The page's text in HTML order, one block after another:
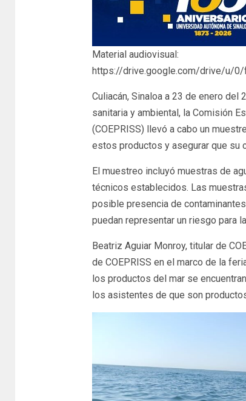
Material audiovisual:
https://drive.google.com/drive/u/0/
Culiacán, Sinaloa a 23 de enero
sanitaria y ambiental, la Comisión
(COEPRISS) llevó a cabo un
estos productos y asegurar que su
El muestreo incluyó muestras de
técnicos establecidos. Las
posible presencia de
puedan representar un riesgo para
Beatriz Aguiar Monroy, titular de
de COEPRISS en el marco de la
los productos del mar se
los asistentes de que son